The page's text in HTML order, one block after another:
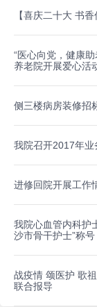
【喜庆二十大 书
“医心向党，健康
养老院开展爱心活
侧三楼病房装修招
我院召开2017年业
进修回院开展工作
我院心血管内科护
沙市骨干护士”称号
战疫情 颂医护 歌
联合报导